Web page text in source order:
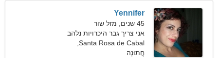
Yennifer
45 שנים, מזל שור
אני צריך גבר היכרויות נלהב
קולומביה
חֲתוּנָה